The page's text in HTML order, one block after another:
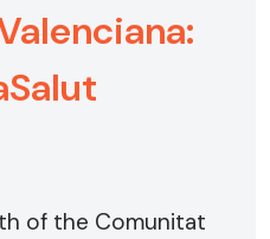
of the Comunitat